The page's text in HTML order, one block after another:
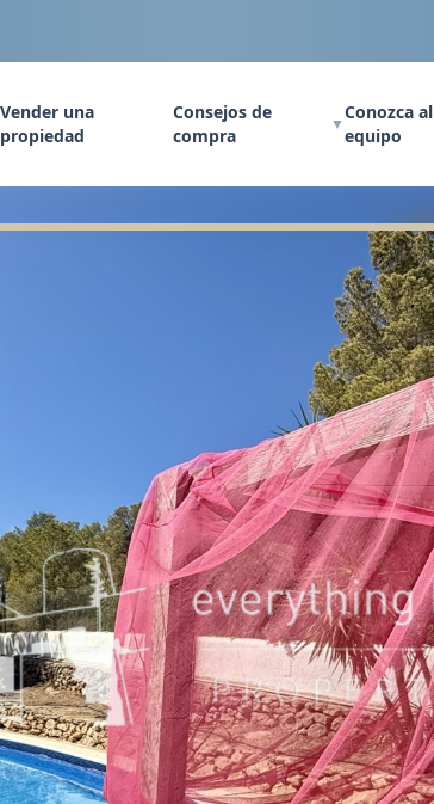
Vender una
propiedad
Consejos de
compra
▼
Conozca al
equipo